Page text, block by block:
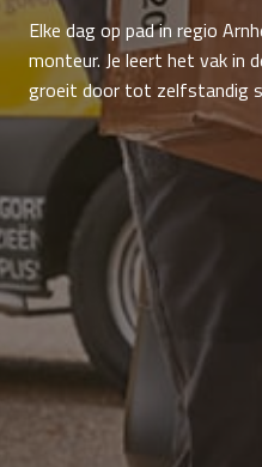
Elke dag op pad in regio
monteur. Je leert het vak in
groeit door tot zelfstandig